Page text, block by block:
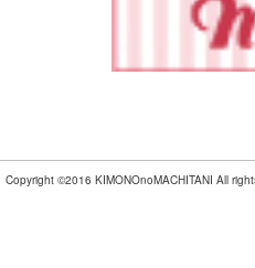
Copyright ©2016 KIMONOnoMACHITANI All